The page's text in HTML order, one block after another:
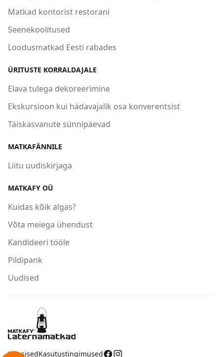
Matkad kontorist restorani
Seenekoolitused
Loodusmatkad Eesti rabades
ÜRITUSTE KORRALDAJALE
Elava tulega dekoreerimine
Ekskursioon kui hädavajalik osa konverentsist
Täiskasvanute sünnipäevad
MATKAFÄNNILE
Liitu uudiskirjaga
MATKAFY OÜ
Kuidas kõik algas?
Võta meiega ühendust
Kandideeri tööle
Pildipank
Uudised
KüpsisedKasutustingimused